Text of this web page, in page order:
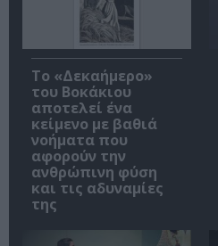
Το «Δεκαήμερο»
του Βοκάκιου
αποτελεί ένα
κείμενο με βαθιά
νοήματα που
αφορούν την
ανθρώπινη φύση
και τις αδυναμίες
της